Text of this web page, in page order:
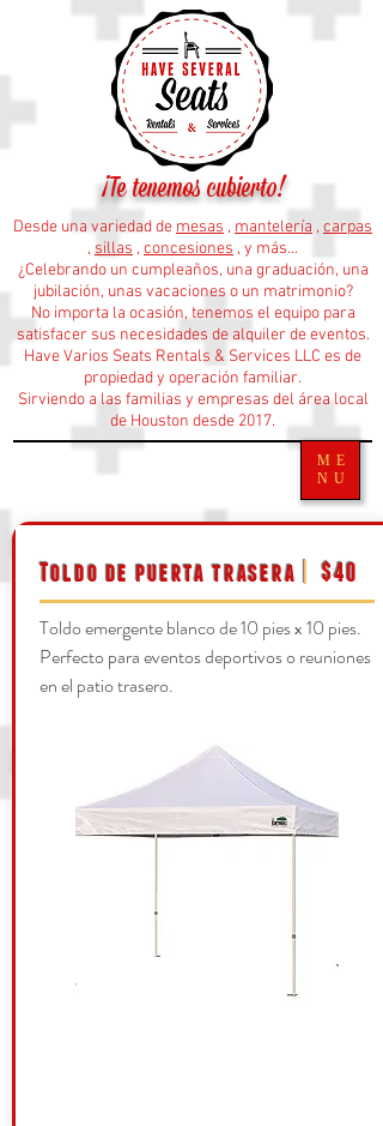
¡Te tenemos cubierto!
Desde una variedad de mesas , mantelería , carpas
, sillas , concesiones , y más...
¿Celebrando un cumpleaños, una graduación, una
jubilación, unas vacaciones o un matrimonio?
No importa la ocasión, tenemos el equipo para
satisfacer sus necesidades de alquiler de eventos.
Have Varios Seats Rentals & Services LLC es de
propiedad y operación familiar.
Sirviendo a las familias y empresas del área local
de Houston desde 2017.
ME
NU
Toldo de puerta trasera $40
Toldo emergente blanco de 10 pies x 10 pies.
Perfecto para eventos deportivos o reuniones
en el patio trasero.